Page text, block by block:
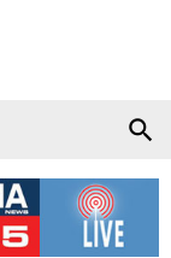
search